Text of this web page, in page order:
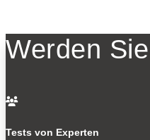
Werden

Tests von Experten